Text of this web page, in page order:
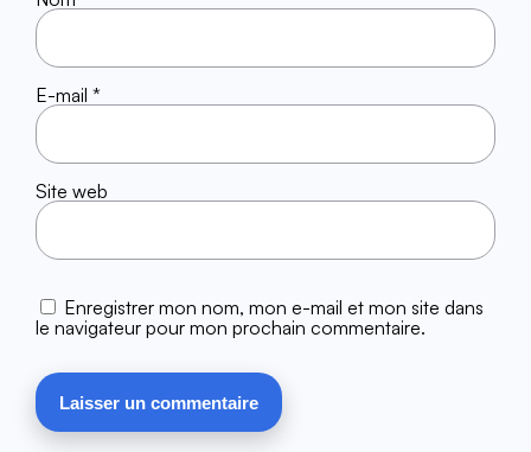
E-mail *
Site web
Enregistrer mon nom, mon e-mail et mon site dans
le navigateur pour mon prochain commentaire.